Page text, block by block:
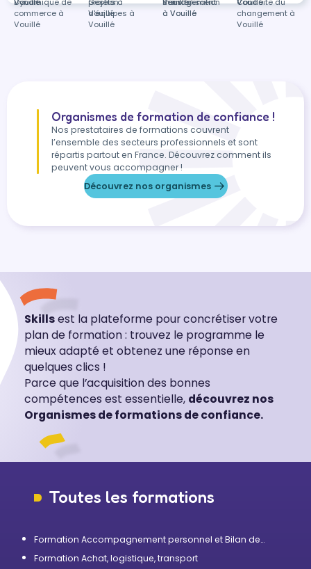
Vouillé
à Vouillé
commerce à
Vouillé
d'équipes à
Vouillé
à Vouillé
changement à
Vouillé
Organismes de formation de confiance !
Nos prestataires de formations couvrent
l’ensemble des secteurs professionnels et sont
répartis partout en France. Découvrez comment ils
peuvent vous accompagner !
Découvrez nos organismes
Skillsest la plateforme pour concrétiser votre
plan de formation : trouvez le programme le
mieux adapté et obtenez une réponse en
quelques clics !
Parce que l’acquisition des bonnes
compétences est essentielle, découvrez nos
Organismes de formations de confiance.
Toutes les formations
Formation Accompagnement personnel et Bilan de
Formation Achat, logistique, transport